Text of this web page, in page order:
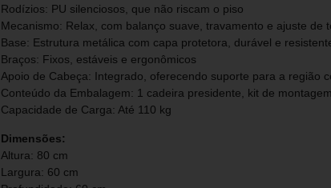
Rodízios: PU silenciosos, que não riscam o piso
Mecanismo: Relax, com balanço suave, travamento e ajuste de
Base: Estrutura metálica com capa protetora, durável e
Braços: Fixos, estáveis e ergonômicos
Apoio de Cabeça: Integrado, oferecendo suporte para a região
Conteúdo da Embalagem: 1 cadeira presidente, kit de
Capacidade de Carga: Até 110 kg
Dimensões:
Altura: 80 cm
Largura: 60 cm